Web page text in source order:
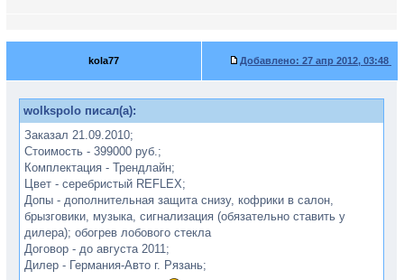
kola77 Добавлено: 27 апр 2012, 03:48
wolkspolo писал(а):
Заказал 21.09.2010;
Стоимость - 399000 руб.;
Комплектация - Трендлайн;
Цвет - серебристый REFLEX;
Допы - дополнительная защита снизу, кофрики в салон,
брызговики, музыка, сигнализация (обязательно ставить у
дилера); обогрев лобового стекла
Договор - до августа 2011;
Дилер - Германия-Авто г. Рязань;